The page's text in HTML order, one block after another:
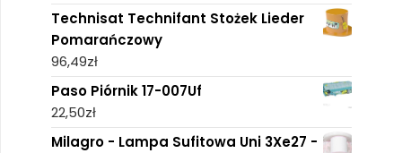
Technisat Technifant Stożek Lieder
Pomarańczowy
96,49zł
Paso Piórnik 17-007Uf
22,50zł
Milagro - Lampa Sufitowa Uni 3Xe27 -